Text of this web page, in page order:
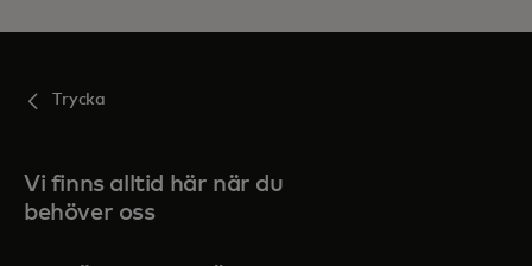
Trycka
Vi finns alltid här när du
behöver oss